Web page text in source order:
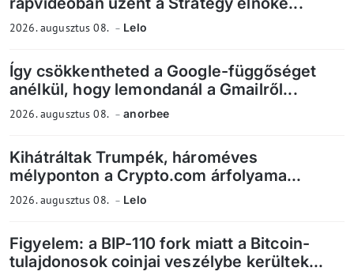
2026. augusztus 08. Lelo
Így csökkentheted a Google-függőséget
anélkül, hogy lemondanál a Gmailről...
2026. augusztus 08. anorbee
Kihátráltak Trumpék, hároméves
mélyponton a Crypto.com árfolyama...
2026. augusztus 08. Lelo
Figyelem: a BIP-110 fork miatt a Bitcoin-
tulajdonosok coinjai veszélybe kerültek...